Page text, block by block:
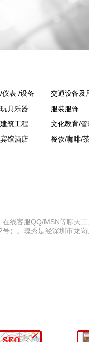
表 /设备 交通设备及
具乐器 服装服饰
筑工程 文化教育/管
馆酒店 餐饮/咖啡/
线客服QQ/MSN等聊天
）。瑰秀是经深圳市龙